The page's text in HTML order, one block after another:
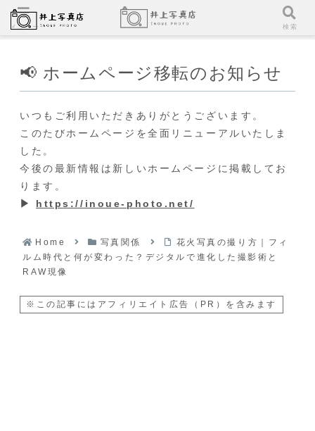
📢 ホームページ移転のお知らせ
いつもご利用いただきありがとうございます。
このたびホームページを全面リニューアルいたしま
した。
今後の最新情報は新しいホームページに掲載してお
ります。
▶ https://inoue-photo.net/
Home 写真関係
花火写真の撮り方｜フィ
ルム時代と何が変わった？デジタルで進化した撮影術と
RAW現像
※この記事にはアフィリエイト広告（PR）を含みます
メニュー 検索